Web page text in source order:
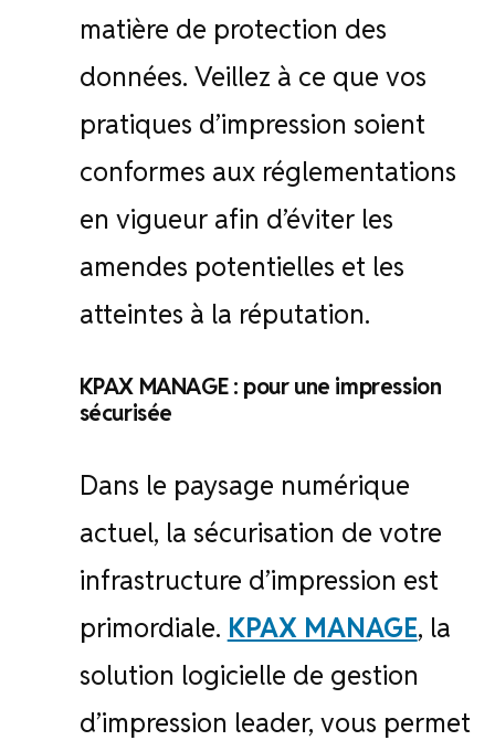
matière de protection des
données. Veillez à ce que vos
pratiques d’impression soient
conformes aux réglementations
en vigueur afin d’éviter les
amendes potentielles et les
atteintes à la réputation.
KPAX MANAGE : pour une impression
sécurisée
Dans le paysage numérique
actuel, la sécurisation de votre
infrastructure d’impression est
primordiale. KPAX MANAGE, la
solution logicielle de gestion
d’impression leader, vous permet